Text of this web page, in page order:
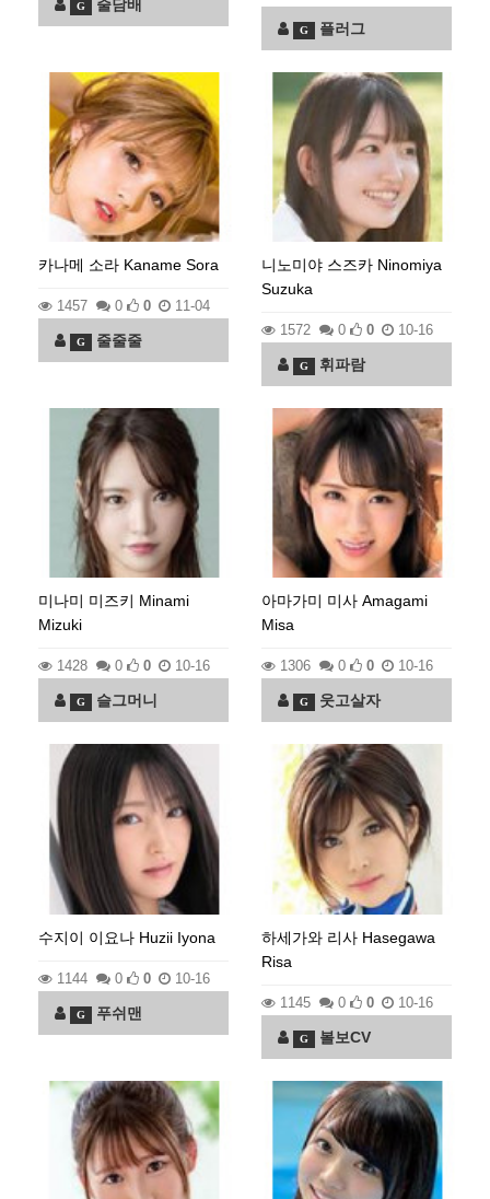
G 줄담배
G 플러그
카나메 소라 Kaname Sora
1457 0 0 11-04
G 줄줄줄
니노미야 스즈카 Ninomiya
Suzuka
1572 0 0 10-16
G 휘파람
미나미 미즈키 Minami
Mizuki
1428 0 0 10-16
G 슬그머니
아마가미 미사 Amagami
Misa
1306 0 0 10-16
G 웃고살자
수지이 이요나 Huzii Iyona
1144 0 0 10-16
G 푸쉬맨
하세가와 리사 Hasegawa
Risa
1145 0 0 10-16
G 볼보CV